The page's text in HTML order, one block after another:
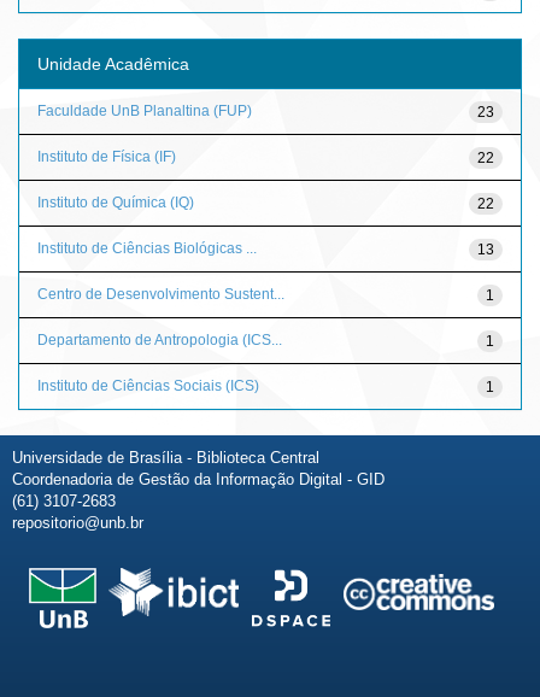
Unidade Acadêmica
23
Faculdade UnB Planaltina (FUP)
22
Instituto de Física (IF)
22
Instituto de Química (IQ)
13
Instituto de Ciências Biológicas ...
1
Centro de Desenvolvimento Sustent...
1
Departamento de Antropologia (ICS...
1
Instituto de Ciências Sociais (ICS)
Universidade de Brasília - Biblioteca Central
Coordenadoria de Gestão da Informação Digital - GID
(61) 3107-2683
repositorio@unb.br